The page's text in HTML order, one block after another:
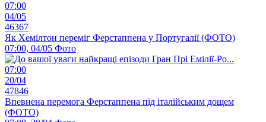
07:00
04/05
46367
Як Хемілтон переміг Ферстаппена у Португалії (ФОТО)
07:00, 04/05 Фото
07:00
20/04
47846
Впевнена перемога Ферстаппена під італійським дощем
(ФОТО)